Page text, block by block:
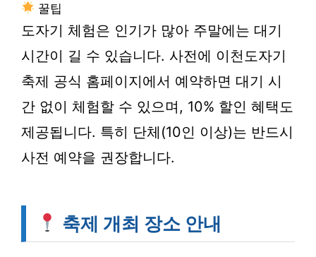
꿀팁
도자기 체험은 인기가 많아 주말에는 대기
시간이 길 수 있습니다. 사전에 이천도자기
축제 공식 홈페이지에서 예약하면 대기 시
간 없이 체험할 수 있으며, 10% 할인 혜택도
제공됩니다. 특히 단체(10인 이상)는 반드시
사전 예약을 권장합니다.
축제 개최 장소 안내